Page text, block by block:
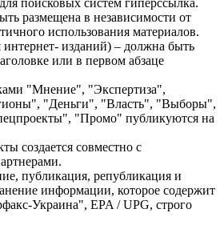
размещена в независимости от
использования материалов.
интернет- изданий) – должна быть
или в первом абзаце
"Мнение", "Экспертиза",
"Деньги", "Власть", "Выборы",
"Промо" публикуются на
создается совместно с
публикация, републикация и
информации, которое содержит
Украина", EPA / UPG, строго